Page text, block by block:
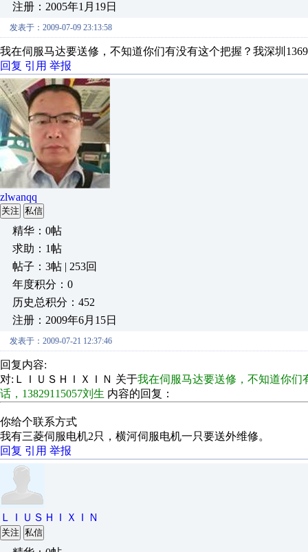
注册：2005年1月19日
发表于：2009-07-09 23:13:58
我在伺服马达要送修，不知道你们有没有这个把握？我深圳
回复 引用 举报
zlwanqq
关注 私信
精华：0帖
求助：1帖
帖子：3帖 | 253回
年度积分：0
历史总积分：452
注册：2009年6月15日
发表于：2009-07-21 12:37:46
回复内容:
对:ＬＩＵＳＨＩＸＩＮ 关于我在伺服马达要送修，不知道你们
话，13829115057刘生 内容的回复：
你给个联系方式
我有三菱伺服电机2只，横河伺服电机一只要送外维修。
回复 引用 举报
ＬＩＵＳＨＩＸＩＮ
关注 私信